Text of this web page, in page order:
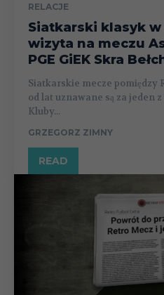
RELACJE
Siatkarski klasyk w
wizyta na meczu
PGE GiEK Skra
Siatkarskie mecze pomiędzy
od lat uznawane są za jeden
Kluby...
GRZEGORZ ZIMNY
READ